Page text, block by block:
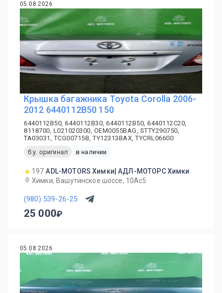
05.08.2026
Крышка багажника Toyota Corolla 2006-
2012 6440112B50 150
6440112B50, 6440112B30, 6440112B50, 6440112C20,
8118700, L021020300, OEM0055BAG, STTY290750,
TA03031, TCG00715B, TY12313BAX, TYCRL06600
б.у. оригинал
в наличии
197 ADL-MOTORS Химки| АДЛ-МОТОРС Химки
Химки, Вашутинское шоссе, 10Ас5
(980) 539-26-25
25 000
05.08.2026